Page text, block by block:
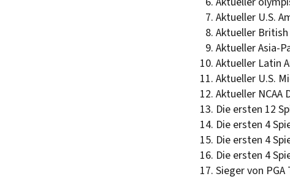
Aktueller U.S.
Aktueller
Aktueller Asia-
Aktueller Latin
Aktueller U.S.
Aktueller NCAA
Die ersten 12
Die ersten 4
Die ersten 4
Die ersten 4
Sieger von